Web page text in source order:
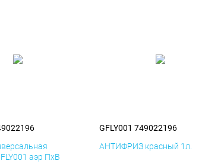
аэр ПхВ
GFLY001 749022196
АНТИФРИЗ красный 1л.